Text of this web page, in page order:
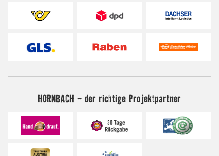
HORNBACH - der richtige Projektpartner